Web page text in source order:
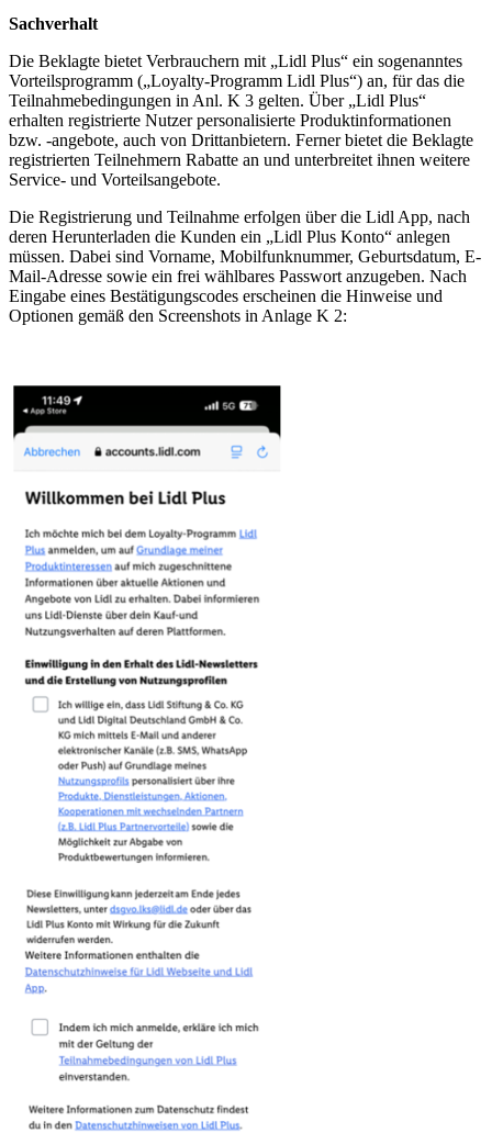
Sachverhalt
Die Beklagte bietet Verbrauchern mit „Lidl Plus“ ein sogenanntes
Vorteilsprogramm („Loyalty-Programm Lidl Plus“) an, für das die
Teilnahmebedingungen in Anl. K 3 gelten. Über „Lidl Plus“
erhalten registrierte Nutzer personalisierte Produktinformationen
bzw. -angebote, auch von Drittanbietern. Ferner bietet die Beklagte
registrierten Teilnehmern Rabatte an und unterbreitet ihnen weitere
Service- und Vorteilsangebote.
Die Registrierung und Teilnahme erfolgen über die Lidl App, nach
deren Herunterladen die Kunden ein „Lidl Plus Konto“ anlegen
müssen. Dabei sind Vorname, Mobilfunknummer, Geburtsdatum, E-
Mail-Adresse sowie ein frei wählbares Passwort anzugeben. Nach
Eingabe eines Bestätigungscodes erscheinen die Hinweise und
Optionen gemäß den Screenshots in Anlage K 2: